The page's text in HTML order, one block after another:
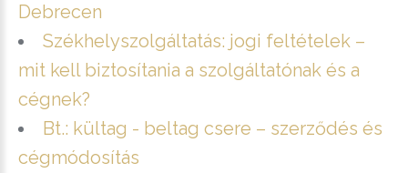
Debrecen
Székhelyszolgáltatás: jogi feltételek –
mit kell biztosítania a szolgáltatónak és a
cégnek?
Bt.: kültag - beltag csere – szerződés és
cégmódosítás